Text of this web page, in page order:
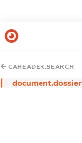
CAHEADER.SEARCH
document.dossier